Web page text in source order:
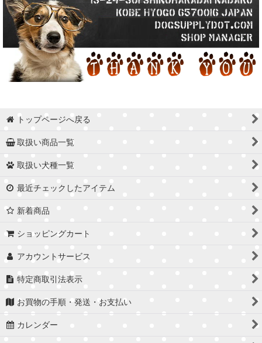
トップページへ戻る
取扱い商品一覧
取扱い犬種一覧
最近チェックしたアイテム
新着商品
ショッピングカート
アカウントサービス
特定商取引法表示
お買物の手順・発送・お支払い
カレンダー